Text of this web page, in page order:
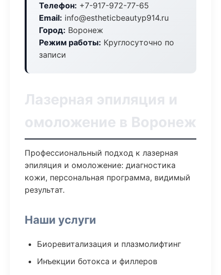
Телефон: +7-917-972-77-65
Email: info@estheticbeautyp914.ru
Город: Воронеж
Режим работы: Круглосуточно по
записи
Лазерная эпиляция и
омоложение в Воронеж
Профессиональный подход к лазерная
эпиляция и омоложение: диагностика
кожи, персональная программа, видимый
результат.
Наши услуги
Биоревитализация и плазмолифтинг
Инъекции ботокса и филлеров